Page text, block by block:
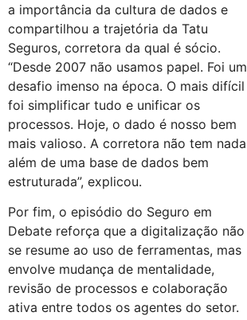
a importância da cultura de dados e
compartilhou a trajetória da Tatu
Seguros, corretora da qual é sócio.
“Desde 2007 não usamos papel. Foi um
desafio imenso na época. O mais difícil
foi simplificar tudo e unificar os
processos. Hoje, o dado é nosso bem
mais valioso. A corretora não tem nada
além de uma base de dados bem
estruturada”, explicou.
Por fim, o episódio do Seguro em
Debate reforça que a digitalização não
se resume ao uso de ferramentas, mas
envolve mudança de mentalidade,
revisão de processos e colaboração
ativa entre todos os agentes do setor.